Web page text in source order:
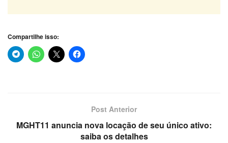
Compartilhe isso:
Post Anterior
MGHT11 anuncia nova locação de seu único ativo:
saiba os detalhes